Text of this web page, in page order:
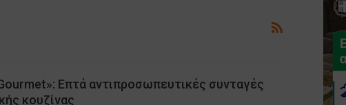
Επτά αντιπροσωπευτικές συνταγές
κουζίνας